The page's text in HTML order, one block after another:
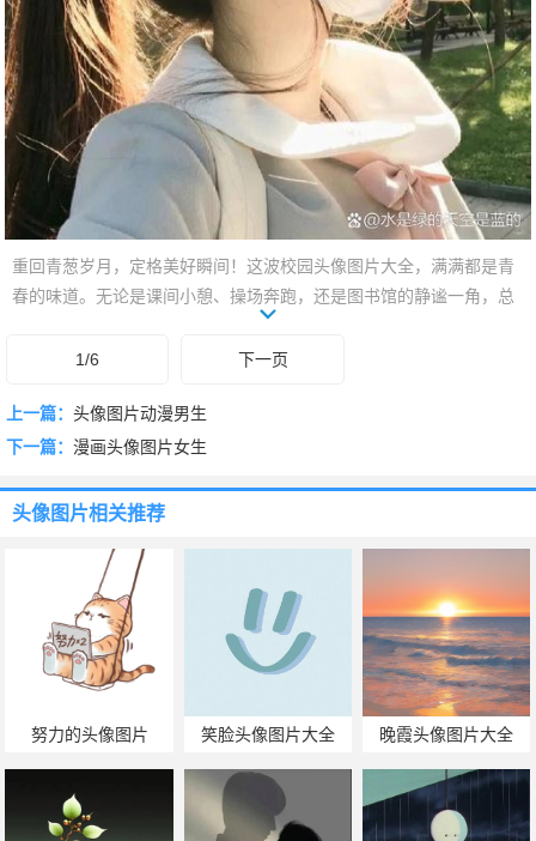
重回青葱岁月，定格美好瞬间！这波校园头像图片大全，满满都是青
春的味道。无论是课间小憩、操场奔跑，还是图书馆的静谧一角，总
有一张能唤醒你的独家记忆。超多风格，清新、文艺、搞怪、元气满
满，总有一款是你的本命！快来挑一个，让你的头像也充满校园气
1/6 下一页
上一篇： 头像图片动漫男生
下一篇： 漫画头像图片女生
头像图片相关推荐
努力的头像图片 笑脸头像图片大全 晚霞头像图片大全